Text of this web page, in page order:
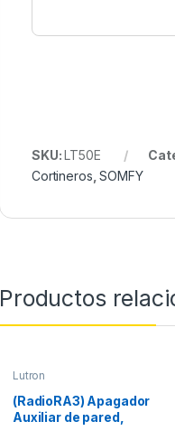
SKU:LT50E
Cortineros ,SOMFY
Productos
Lutron
(RadioRA3) Apagador
Auxiliar de pared,